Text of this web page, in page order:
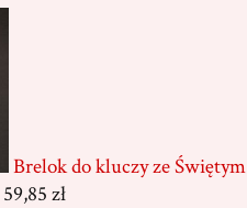
Brelok do kluczy ze
59,85 zł